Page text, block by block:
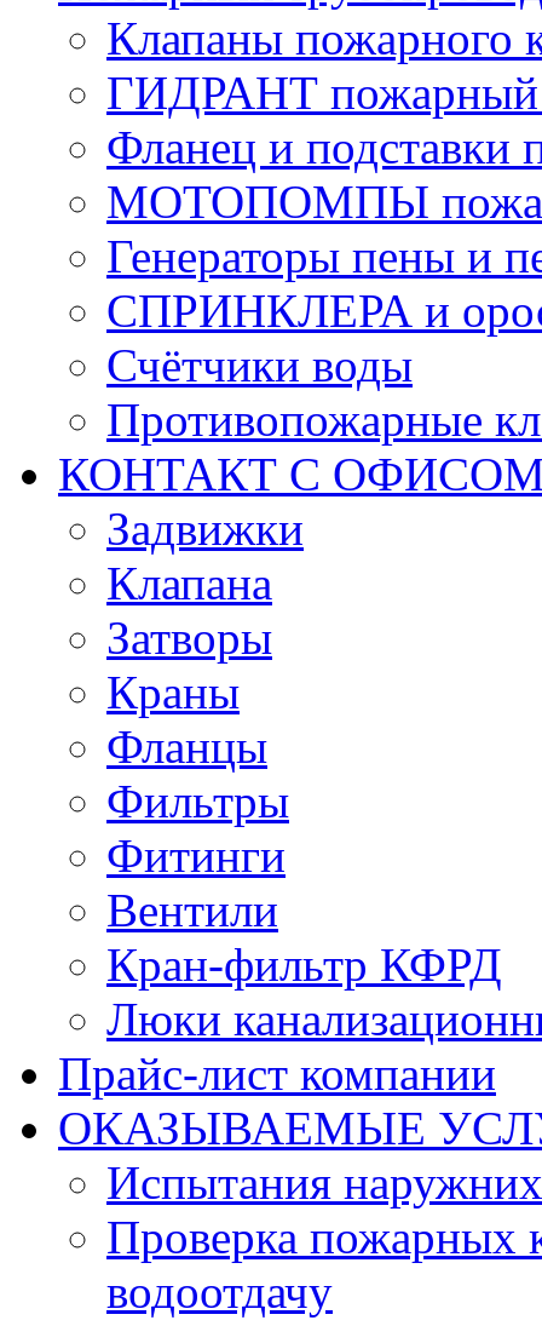
Клапаны пожарного
ГИДРАНТ пожарный
Фланец и подставки
МОТОПОМПЫ
Генераторы пены и
СПРИНКЛЕРА и
Счётчики воды
Противопожарные
КОНТАКТ С ОФИСОМ
Задвижки
Клапана
Затворы
Краны
Фланцы
Фильтры
Фитинги
Вентили
Кран-фильтр КФРД
Люки
Прайс-лист компании
ОКАЗЫВАЕМЫЕ
Испытания
Проверка пожарных
водоотдачу